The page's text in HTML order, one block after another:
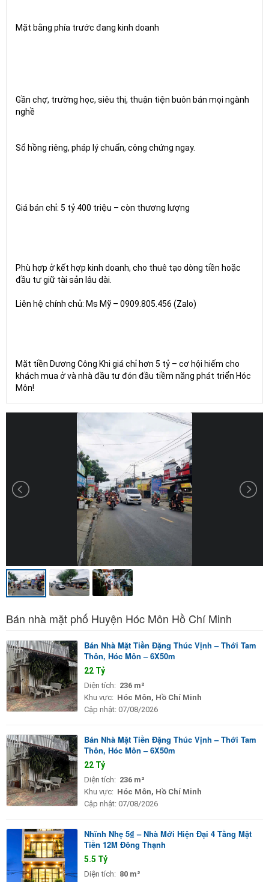
Mặt bằng phía trước đang kinh doanh
Gần chợ, trường học, siêu thị, thuận tiện buôn bán mọi ngành
nghề
Sổ hồng riêng, pháp lý chuẩn, công chứng ngay.
Giá bán chỉ: 5 tỷ 400 triệu – còn thương lượng
Phù hợp ở kết hợp kinh doanh, cho thuê tạo dòng tiền hoặc
đầu tư giữ tài sản lâu dài.
Liên hệ chính chủ: Ms Mỹ – 0909.805.456 (Zalo)
Mặt tiền Dương Công Khi giá chỉ hơn 5 tỷ – cơ hội hiếm cho
khách mua ở và nhà đầu tư đón đầu tiềm năng phát triển Hóc
Môn!
Bán nhà mặt phố Huyện Hóc Môn Hồ Chí Minh
Bán Nhà Mặt Tiền Đặng Thúc Vịnh – Thới Tam
Thôn, Hóc Môn – 6X50m
22 Tỷ
Diện tích: 236 m²
Khu vực: Hóc Môn, Hồ Chí Minh
Cập nhật: 07/08/2026
Bán Nhà Mặt Tiền Đặng Thúc Vịnh – Thới Tam
Thôn, Hóc Môn – 6X50m
22 Tỷ
Diện tích: 236 m²
Khu vực: Hóc Môn, Hồ Chí Minh
Cập nhật: 07/08/2026
Nhĩnh Nhẹ 5₫ – Nhà Mới Hiện Đại 4 Tầng Mặt
Tiền 12M Đông Thạnh
5.5 Tỷ
Diện tích: 80 m²